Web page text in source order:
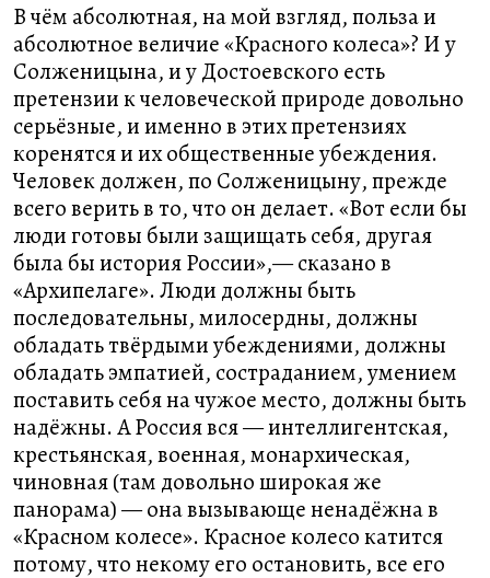
В чём абсолютная, на мой взгляд, польза и
абсолютное величие «Красного колеса»? И у
Солженицына, и у Достоевского есть
претензии к человеческой природе довольно
серьёзные, и именно в этих претензиях
коренятся и их общественные убеждения.
Человек должен, по Солженицыну, прежде
всего верить в то, что он делает. «Вот если бы
люди готовы были защищать себя, другая
была бы история России»,— сказано в
«Архипелаге». Люди должны быть
последовательны, милосердны, должны
обладать твёрдыми убеждениями, должны
обладать эмпатией, состраданием, умением
поставить себя на чужое место, должны быть
надёжны. А Россия вся — интеллигентская,
крестьянская, военная, монархическая,
чиновная (там довольно широкая же
панорама) — она вызывающе ненадёжна в
«Красном колесе». Красное колесо катится
потому, что некому его остановить, все его